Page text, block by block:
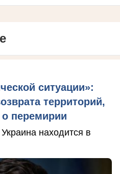
ситуации»:
территорий,
перемирии
находится в